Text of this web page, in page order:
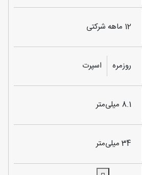
12 ماهه شرکتی
روزمره اسپرت
8.1 میلی‌متر
34 میلی‌متر